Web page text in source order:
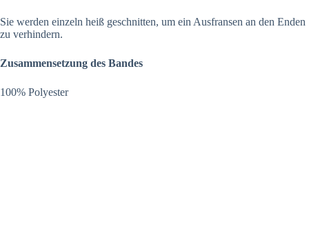
Sie werden einzeln heiß geschnitten, um ein Ausfransen an den Enden
zu verhindern.
Zusammensetzung des Bandes
100% Polyester